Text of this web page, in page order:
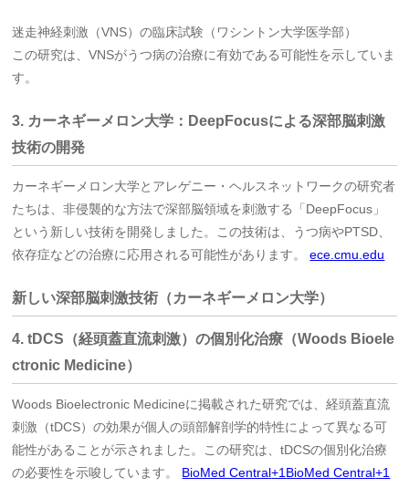
迷走神経刺激（VNS）の臨床試験（ワシントン大学医学部）
この研究は、VNSがうつ病の治療に有効である可能性を示していま
す。
3. カーネギーメロン大学：DeepFocusによる深部脳刺激
技術の開発
カーネギーメロン大学とアレゲニー・ヘルスネットワークの研究者
たちは、非侵襲的な方法で深部脳領域を刺激する「DeepFocus」
という新しい技術を開発しました。 この技術は、うつ病やPTSD、
依存症などの治療に応用される可能性があります。
ece.cmu.edu
新しい深部脳刺激技術（カーネギーメロン大学）
4. tDCS（経頭蓋直流刺激）の個別化治療（Woods Bioele
ctronic Medicine）
Woods Bioelectronic Medicineに掲載された研究では、経頭蓋直流
刺激（tDCS）の効果が個人の頭部解剖学的特性によって異なる可
能性があることが示されました。 この研究は、tDCSの個別化治療
の必要性を示唆しています。
BioMed Central+1BioMed Central+1